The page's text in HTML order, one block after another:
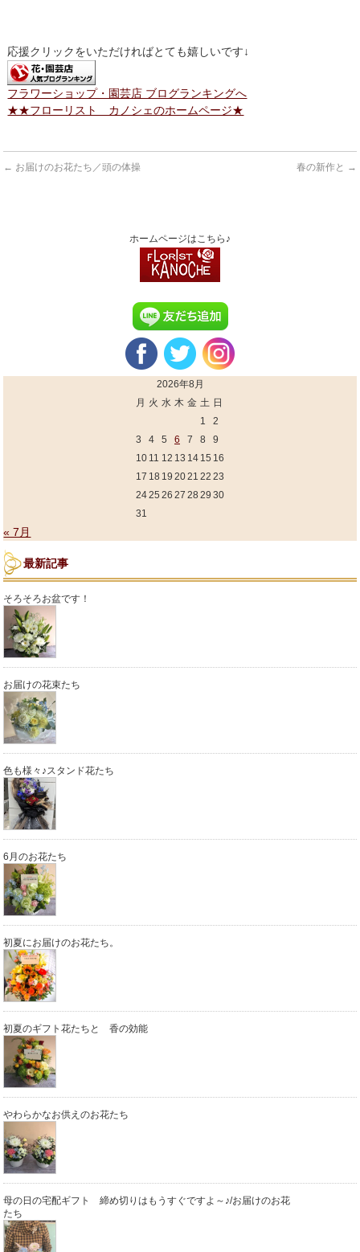
応援クリックをいただければとても嬉しいです↓
フラワーショップ・園芸店 ブログランキングへ
★★フローリスト カノシェのホームページ★
← お届けのお花たち／頭の体操 春の新作と →
ホームページはこちら♪
2026年8月
月 火 水 木 金 土 日
1
2
3
4 5 6 7 8
9
10 11 12 13 14 15 16
17 18 19 2021 22 23
2425 26 27 28 29 30
31
« 7月
最新記事
そろそろお盆です！
お届けの花束たち
色も様々♪スタンド花たち
6月のお花たち
初夏にお届けのお花たち。
初夏のギフト花たちと 香の効能
やわらかなお供えのお花たち
母の日の宅配ギフト 締め切りはもうすぐですよ～♪/お届けのお花
たち